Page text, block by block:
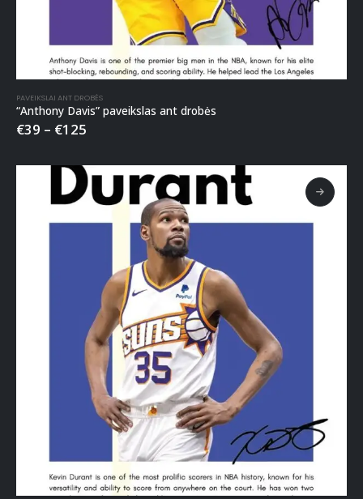
PAVEIKSLAI ANT DROBĖS
“Anthony Davis” paveikslas ant drobės
€39 – €125